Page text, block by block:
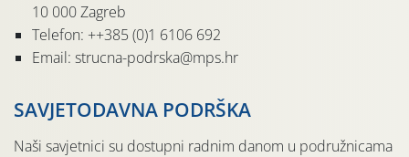
10 000 Zagreb
Telefon: ++385 (0)1 6106 692
Email: strucna-podrska@mps.hr
SAVJETODAVNA PODRŠKA
Naši savjetnici su dostupni radnim danom u podružnicama